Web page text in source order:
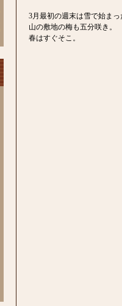
3月最初の週末は雪で始ま
山の敷地の梅も五分咲き。
春はすぐそこ。